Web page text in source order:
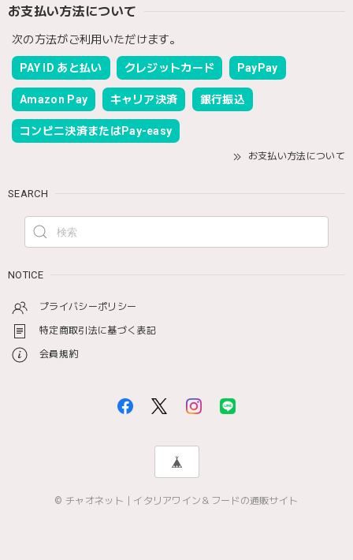
お支払い方法について
次の方法がご利用いただけます。
PAY ID あと払い クレジットカード PayPay
Amazon Pay キャリア決済 銀行振込
コンビニ決済またはPay-easy
お支払い方法について
SEARCH
NOTICE
プライバシーポリシー
特定商取引法に基づく表記
会員規約
© チャオネット｜イタリアワイン＆フードの通販サイト